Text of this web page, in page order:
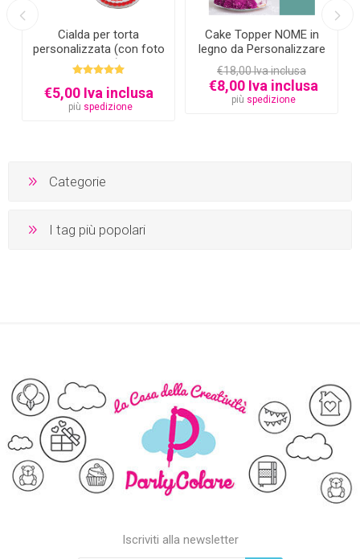
Cialda per torta
personalizzata (con foto
e testo)
€5,00 Iva inclusa
più spedizione
Cake Topper NOME in
legno da Personalizzare
€18,00 Iva inclusa
€8,00 Iva inclusa
più spedizione
Categorie
I tag più popolari
Iscriviti alla newsletter